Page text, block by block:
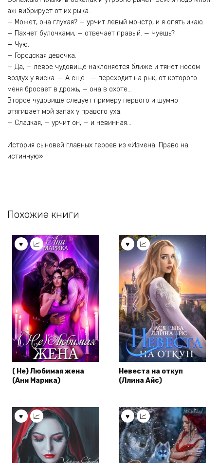
аж вибрирует от их рыка.
— Может, она глухая? — урчит левый монстр, и я опять икаю.
— Пахнет булочками, — отвечает правый. — Чуешь?
— Чую.
— Городская девочка.
— Да, — левое чудовище наклоняется ближе и тянет носом
воздух у виска. — А еще… — переходит на рык, от которого
меня бросает в дрожь, — она в охоте…
Второе чудовище следует примеру первого и шумно
втягивает мой запах у правого уха.
— Сладкая, — урчит он, — и невинная…
История сыновей главных героев из «Измена. Право на
истинную»
Похожие книги
( Не) Любимая жена
(Ани Марика)
Невеста на откуп
(Ллина Айс)